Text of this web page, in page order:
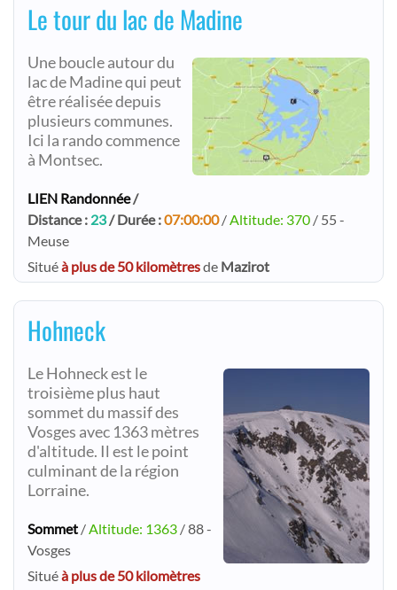
Le tour du lac de Madine
Une boucle autour du
lac de Madine qui peut
être réalisée depuis
plusieurs communes.
Ici la rando commence
à Montsec.
LIEN Randonnée/
Distance : 23/ Durée :07:00:00/Altitude: 370 / 55 -
Meuse
Situéà plus de 50 kilomètresde Mazirot
Hohneck
Le Hohneck est le
troisième plus haut
sommet du massif des
Vosges avec 1363 mètres
d'altitude. Il est le point
culminant de la région
Lorraine.
Sommet /Altitude: 1363 / 88 -
Vosges
Situéà plus de 50 kilomètres